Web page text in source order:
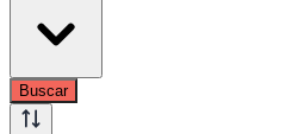
Buscar